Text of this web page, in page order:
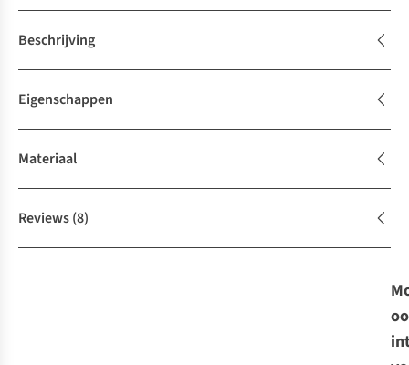
Beschrijving
Eigenschappen
Materiaal
Reviews(8)